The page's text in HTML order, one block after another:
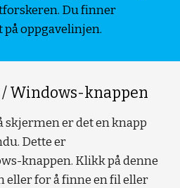
Du finner
oppgavelinjen.
Windows-knappen
skjermen er det en knapp
Dette er
knappen. Klikk på denne
eller for å finne en fil eller